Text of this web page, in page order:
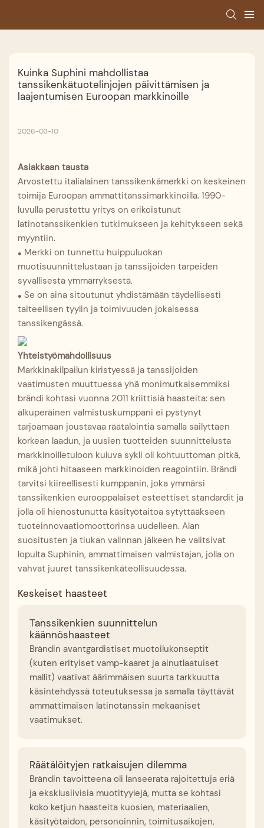
Kuinka Suphini mahdollistaa
tanssikenkätuotelinjojen päivittämisen ja
laajentumisen Euroopan markkinoille
2026-03-10
Asiakkaan tausta
Arvostettu italialainen tanssikenkämerkki on keskeinen
toimija Euroopan ammattitanssimarkkinoilla. 1990-
luvulla perustettu yritys on erikoistunut
latinotanssikenkien tutkimukseen ja kehitykseen sekä
myyntiin.
● Merkki on tunnettu huippuluokan
muotisuunnittelustaan ​​ja tanssijoiden tarpeiden
syvällisestä ymmärryksestä.
● Se on aina sitoutunut yhdistämään täydellisesti
taiteellisen tyylin ja toimivuuden jokaisessa
tanssikengässä.
Yhteistyömahdollisuus
Markkinakilpailun kiristyessä ja tanssijoiden
vaatimusten muuttuessa yhä monimutkaisemmiksi
brändi kohtasi vuonna 2011 kriittisiä haasteita: sen
alkuperäinen valmistuskumppani ei pystynyt
tarjoamaan joustavaa räätälöintiä samalla säilyttäen
korkean laadun, ja uusien tuotteiden suunnittelusta
markkinoilletuloon kuluva sykli oli kohtuuttoman pitkä,
mikä johti hitaaseen markkinoiden reagointiin. Brändi
tarvitsi kiireellisesti kumppanin, joka ymmärsi
tanssikenkien eurooppalaiset esteettiset standardit ja
jolla oli hienostunutta käsityötaitoa sytyttääkseen
tuoteinnovaatiomoottorinsa uudelleen. Alan
suositusten ja tiukan valinnan jälkeen he valitsivat
lopulta Suphinin, ammattimaisen valmistajan, jolla on
vahvat juuret tanssikenkäteollisuudessa.
Keskeiset haasteet
Tanssikenkien suunnittelun
käännöshaasteet
Brändin avantgardistiset muotoilukonseptit
(kuten erityiset vamp-kaaret ja ainutlaatuiset
mallit) vaativat äärimmäisen suurta tarkkuutta
käsintehdyssä toteutuksessa ja samalla täyttävät
ammattimaisen latinotanssin mekaaniset
vaatimukset.
Räätälöityjen ratkaisujen dilemma
Brändin tavoitteena oli lanseerata rajoitettuja eriä
ja eksklusiivisia muotityylejä, mutta se kohtasi
koko ketjun haasteita kuosien, materiaalien,
käsityötaidon, personoinnin, toimitusaikojen,